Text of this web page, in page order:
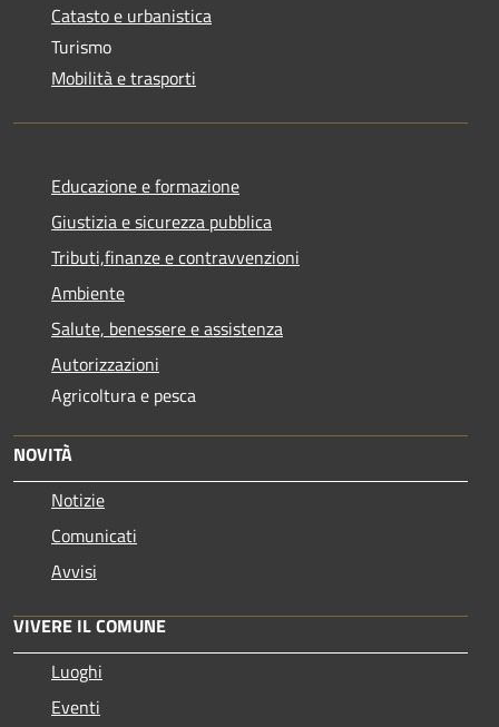
Catasto e urbanistica
Turismo
Mobilità e trasporti
Educazione e formazione
Giustizia e sicurezza pubblica
Tributi,finanze e contravvenzioni
Ambiente
Salute, benessere e assistenza
Autorizzazioni
Agricoltura e pesca
NOVITÀ
Notizie
Comunicati
Avvisi
VIVERE IL COMUNE
Luoghi
Eventi